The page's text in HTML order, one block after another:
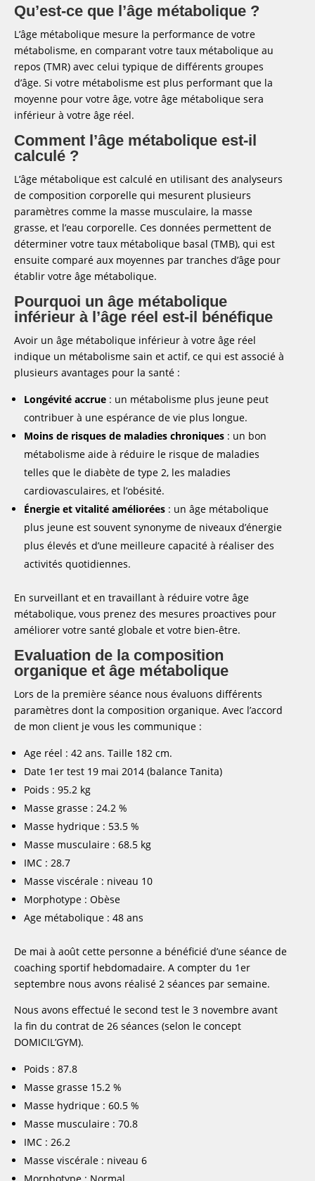
Comment connaître son âge métabolique ?
Comment baisser son âge métabolique ?
Quel est mon âge biologique ?
Quel est le pourcentage de masse graisseuse
idéal ?
Comment savoir si on a un bon
métabolisme ?
Qu’est-ce que l’âge métabolique ?
L’âge métabolique mesure la performance de votre
métabolisme, en comparant votre taux métabolique au
repos (TMR) avec celui typique de différents groupes
d’âge. Si votre métabolisme est plus performant que la
moyenne pour votre âge, votre âge métabolique sera
inférieur à votre âge réel.
Comment l’âge métabolique est-il
calculé ?
L’âge métabolique est calculé en utilisant des analyseurs
de composition corporelle qui mesurent plusieurs
paramètres comme la masse musculaire, la masse
grasse, et l’eau corporelle. Ces données permettent de
déterminer votre taux métabolique basal (TMB), qui est
ensuite comparé aux moyennes par tranches d’âge pour
établir votre âge métabolique.
Pourquoi un âge métabolique
inférieur à l’âge réel est-il bénéfique
Avoir un âge métabolique inférieur à votre âge réel
indique un métabolisme sain et actif, ce qui est associé à
plusieurs avantages pour la santé :
Longévité accrue : un métabolisme plus jeune peut
contribuer à une espérance de vie plus longue.
Moins de risques de maladies chroniques : un bon
métabolisme aide à réduire le risque de maladies
telles que le diabète de type 2, les maladies
cardiovasculaires, et l’obésité.
Énergie et vitalité améliorées : un âge métabolique
plus jeune est souvent synonyme de niveaux d’énergie
plus élevés et d’une meilleure capacité à réaliser des
activités quotidiennes.
En surveillant et en travaillant à réduire votre âge
métabolique, vous prenez des mesures proactives pour
améliorer votre santé globale et votre bien-être.
Evaluation de la composition
organique et âge métabolique
Lors de la première séance nous évaluons différents
paramètres dont la composition organique. Avec l’accord
de mon client je vous les communique :
Age réel : 42 ans. Taille 182 cm.
Date 1er test 19 mai 2014 (balance Tanita)
Poids : 95.2 kg
Masse grasse : 24.2 %
Masse hydrique : 53.5 %
Masse musculaire : 68.5 kg
IMC : 28.7
Masse viscérale : niveau 10
Morphotype : Obèse
Age métabolique : 48 ans
De mai à août cette personne a bénéficié d’une séance de
coaching sportif hebdomadaire. A compter du 1er
septembre nous avons réalisé 2 séances par semaine.
Nous avons effectué le second test le 3 novembre avant
la fin du contrat de 26 séances (selon le concept
DOMICIL’GYM).
Poids : 87.8
Masse grasse 15.2 %
Masse hydrique : 60.5 %
Masse musculaire : 70.8
IMC : 26.2
Masse viscérale : niveau 6